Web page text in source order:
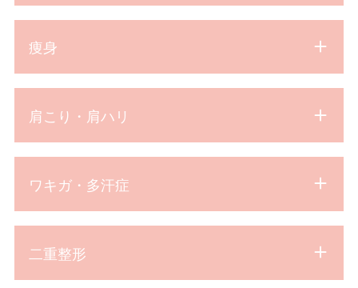
痩身
肩こり・肩ハリ
ワキガ・多汗症
二重整形